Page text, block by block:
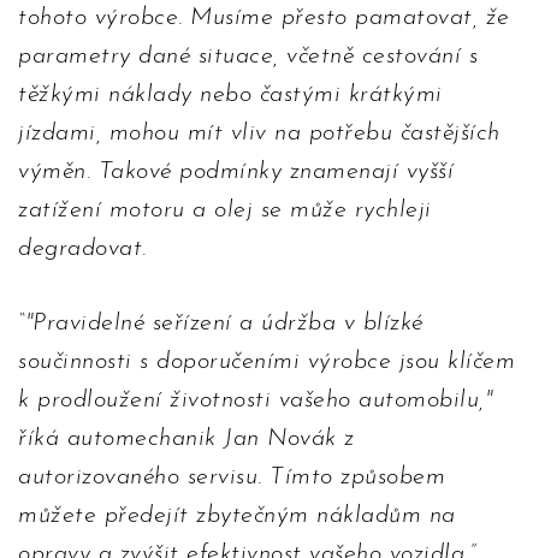
tohoto výrobce. Musíme přesto pamatovat, že
parametry dané situace, včetně cestování s
těžkými náklady nebo častými krátkými
jízdami, mohou mít vliv na potřebu častějších
výměn. Takové podmínky znamenají vyšší
zatížení motoru a olej se může rychleji
degradovat.
"Pravidelné seřízení a údržba v blízké
součinnosti s doporučeními výrobce jsou klíčem
k prodloužení životnosti vašeho automobilu,"
říká automechanik Jan Novák z
autorizovaného servisu. Tímto způsobem
můžete předejít zbytečným nákladům na